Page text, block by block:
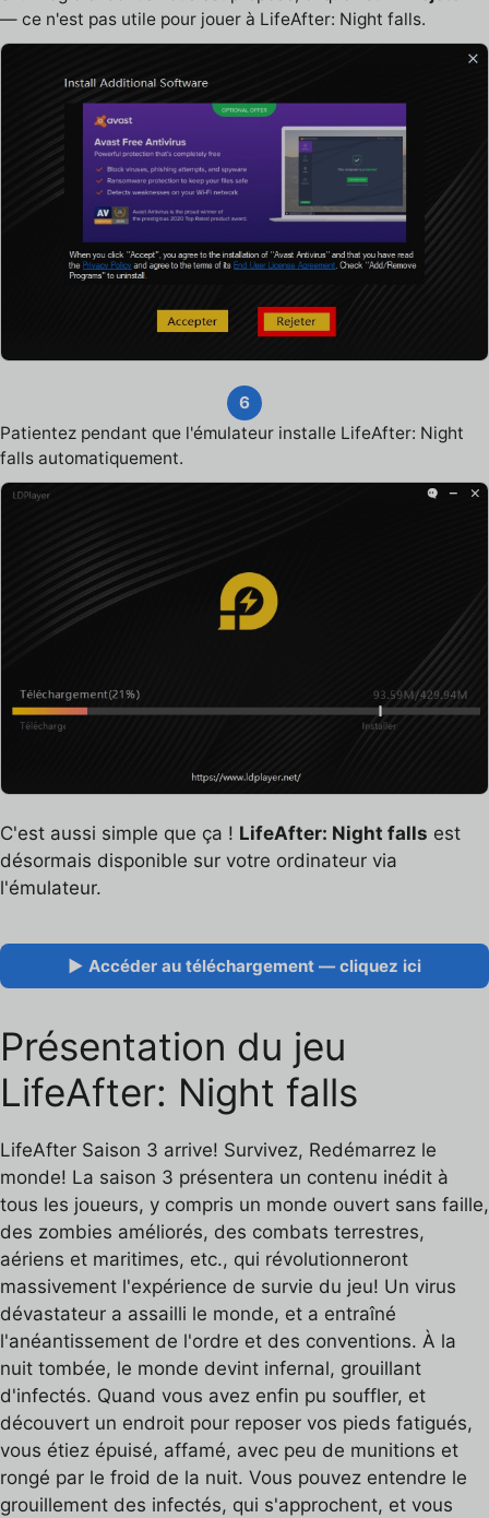
— ce n'est pas utile pour jouer à LifeAfter: Night falls.
6
Patientez pendant que l'émulateur installe LifeAfter: Night
falls automatiquement.
C'est aussi simple que ça ! LifeAfter: Night falls est
désormais disponible sur votre ordinateur via
l'émulateur.
▶ Accéder au téléchargement — cliquez ici
Présentation du jeu
LifeAfter: Night falls
LifeAfter Saison 3 arrive! Survivez, Redémarrez le
monde! La saison 3 présentera un contenu inédit à
tous les joueurs, y compris un monde ouvert sans faille,
des zombies améliorés, des combats terrestres,
aériens et maritimes, etc., qui révolutionneront
massivement l'expérience de survie du jeu! Un virus
dévastateur a assailli le monde, et a entraîné
l'anéantissement de l'ordre et des conventions. À la
nuit tombée, le monde devint infernal, grouillant
d'infectés. Quand vous avez enfin pu souffler, et
découvert un endroit pour reposer vos pieds fatigués,
vous étiez épuisé, affamé, avec peu de munitions et
rongé par le froid de la nuit. Vous pouvez entendre le
grouillement des infectés, qui s'approchent, et vous